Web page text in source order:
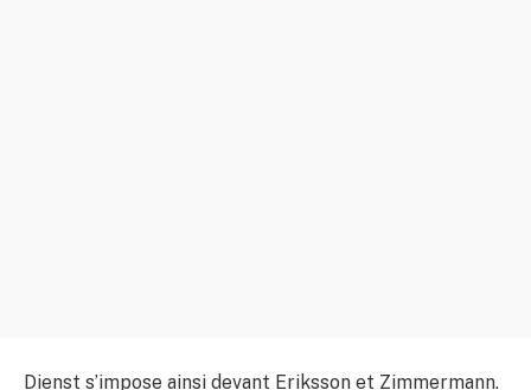
Dienst s’impose ainsi devant Eriksson et Zimmermann.